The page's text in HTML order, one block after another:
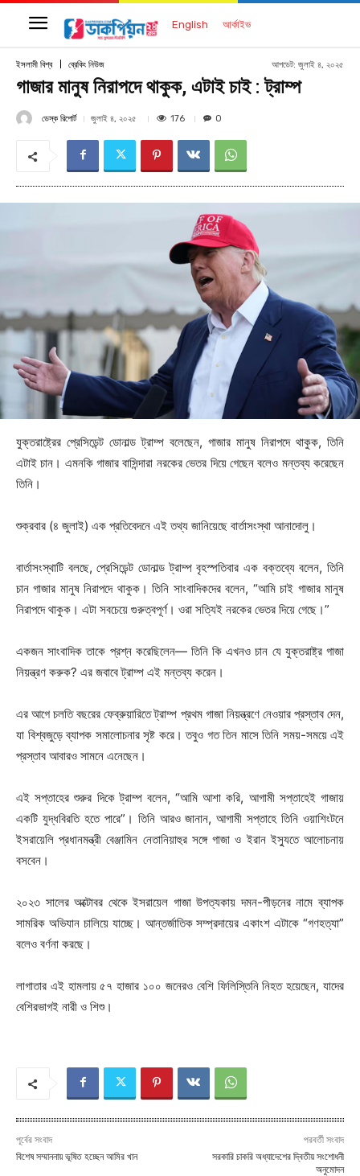
English আর্কাইভ
ইসলামী বিশ্ব ব্রেকিং নিউজ আপডেট: জুলাই ৪, ২০২৫
গাজার মানুষ নিরাপদে থাকুক, এটাই চাই : ট্রাম্প
ডেস্ক রিপোর্ট জুলাই ৪, ২০২৫ 176 0
যুক্তরাষ্ট্রের প্রেসিডেন্ট ডোনাল্ড ট্রাম্প বলেছেন, গাজার মানুষ নিরাপদে থাকুক, তিনি
এটাই চান। এমনকি গাজার বাসিন্দারা নরকের ভেতর দিয়ে গেছেন বলেও মন্তব্য করেছেন
তিনি।
শুক্রবার (৪ জুলাই) এক প্রতিবেদনে এই তথ্য জানিয়েছে বার্তাসংস্থা আনাদোলু।
বার্তাসংস্থাটি বলছে, প্রেসিডেন্ট ডোনাল্ড ট্রাম্প বৃহস্পতিবার এক বক্তব্যে বলেন, তিনি
চান গাজার মানুষ নিরাপদে থাকুক। তিনি সাংবাদিকদের বলেন, “আমি চাই গাজার মানুষ
নিরাপদে থাকুক। এটা সবচেয়ে গুরুত্বপূর্ণ। ওরা সত্যিই নরকের ভেতর দিয়ে গেছে।”
একজন সাংবাদিক তাকে প্রশ্ন করেছিলেন— তিনি কি এখনও চান যে যুক্তরাষ্ট্র গাজা
নিয়ন্ত্রণ করুক? এর জবাবে ট্রাম্প এই মন্তব্য করেন।
এর আগে চলতি বছরের ফেব্রুয়ারিতে ট্রাম্প প্রথম গাজা নিয়ন্ত্রণে নেওয়ার প্রস্তাব দেন,
যা বিশ্বজুড়ে ব্যাপক সমালোচনার সৃষ্ট করে। তবুও গত তিন মাসে তিনি সময়-সময়ে এই
প্রস্তাব আবারও সামনে এনেছেন।
এই সপ্তাহের শুরুর দিকে ট্রাম্প বলেন, “আমি আশা করি, আগামী সপ্তাহেই গাজায়
একটি যুদ্ধবিরতি হতে পারে”। তিনি আরও জানান, আগামী সপ্তাহে তিনি ওয়াশিংটনে
ইসরায়েলি প্রধানমন্ত্রী বেঞ্জামিন নেতানিয়াহুর সঙ্গে গাজা ও ইরান ইস্যুতে আলোচনায়
বসবেন।
২০২৩ সালের অক্টোবর থেকে ইসরায়েল গাজা উপত্যকায় দমন-পীড়নের নামে ব্যাপক
সামরিক অভিযান চালিয়ে যাচ্ছে। আন্তর্জাতিক সম্প্রদায়ের একাংশ এটাকে “গণহত্যা”
বলেও বর্ণনা করছে।
লাগাতার এই হামলায় ৫৭ হাজার ১০০ জনেরও বেশি ফিলিস্তিনি নিহত হয়েছেন, যাদের
বেশিরভাগই নারী ও শিশু।
পূর্বের সংবাদ
বিশেষ সম্মাননায় ভূষিত হচ্ছেন আমির খান
পরবর্তী সংবাদ
সরকারি চাকরি অধ্যাদেশের দ্বিতীয় সংশোধনী
অনুমোদন